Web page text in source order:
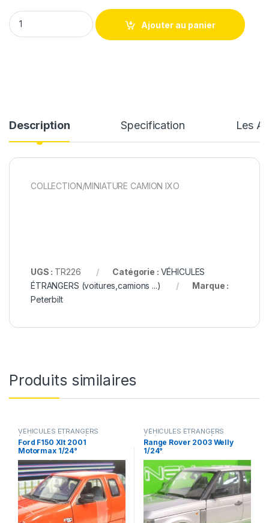
Camion Peterbilt 281 1955 1/43° Ixo quantity
Ajouter au panier
Description Specification Les
COLLECTION/MINIATURE CAMION IXO
UGS : TR226 Catégorie : VÉHICULES
ÉTRANGERS (voitures,camions ...)
Marque :
Peterbilt
Produits similaires
VÉHICULES ÉTRANGERS
(voitures,camions ...)
Ford F150 Xlt 2001
Motormax 1/24°
VÉHICULES ÉTRANGERS
(voitures,camions ...)
Range Rover 2003 Welly
1/24°